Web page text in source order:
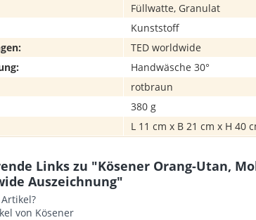
Füllwatte, Granulat
Kunststoff
TED worldwide
Handwäsche 30°
rotbraun
380 g
L 11 cm x B 21 cm x H 40
Links zu "Kösener Orang-Utan,
Auszeichnung"
von Kösener